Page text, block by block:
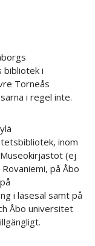
bibliotek i
Torneås
i regel inte.
inom
(ej
på Åbo
i läsesal samt på
Åbo universitet